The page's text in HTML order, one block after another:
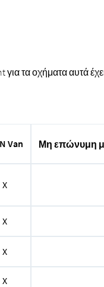
τα οχήματα αυτά
Van Μη επώνυμη
X
X
X
X